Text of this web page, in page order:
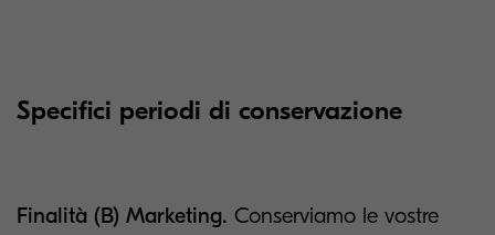
Specifici periodi di conservazione
Finalità (B) Marketing. Conserviamo le vostre